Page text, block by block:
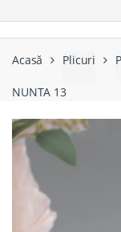
Acasă Plicuri
NUNTA 13